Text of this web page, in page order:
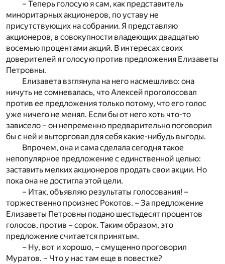
– Теперь голосую я сам, как представитель
миноритарных акционеров, по уставу не
присутствующих на собрании. Я представляю
акционеров, в совокупности владеющих двадцатью
восемью процентами акций. В интересах своих
доверителей я голосую против предложения Елизаветы
Петровны.
Елизавета взглянула на него насмешливо: она
ничуть не сомневалась, что Алексей проголосовал
против ее предложения только потому, что его голос
уже ничего не менял. Если бы от него хоть что-то
зависело – он непременно предварительно поговорил
бы с ней и выторговал для себя какие-нибудь выгоды.
Впрочем, она и сама сделала сегодня такое
непопулярное предложение с единственной целью:
заставить мелких акционеров продать свои акции. Но
пока она не достигла этой цели.
– Итак, объявляю результаты голосования! –
торжественно произнес Рокотов. – За предложение
Елизаветы Петровны подано шестьдесят процентов
голосов, против – сорок. Таким образом, это
предложение считается принятым.
– Ну, вот и хорошо, – смущенно проговорил
Муратов. – Что у нас там еще в повестке?